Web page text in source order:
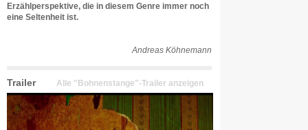
Erzählperspektive, die in diesem Genre immer noch
eine Seltenheit ist.
Andreas Köhnemann
Trailer Alle "Bohnenstange"-Trailer anzeigen